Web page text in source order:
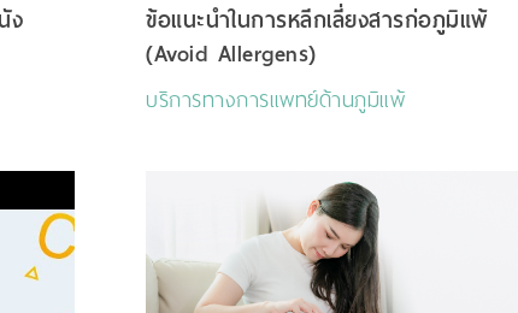
ง
ข้อแนะนำในการหลีกเลี่ยงสารก่อภูมิแพ้
(Avoid Allergens)
บริการทางการแพทย์ด้านภูมิแพ้